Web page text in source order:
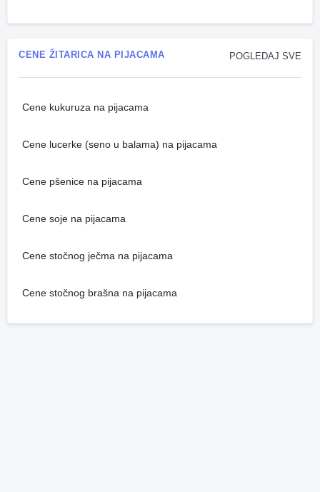
POGLEDAJ SVE
CENE ŽITARICA NA PIJACAMA
Cene kukuruza na pijacama
Cene lucerke (seno u balama) na pijacama
Cene pšenice na pijacama
Cene soje na pijacama
Cene stočnog ječma na pijacama
Cene stočnog brašna na pijacama